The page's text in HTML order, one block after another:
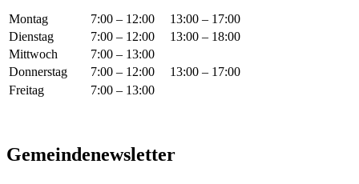
Montag 7:00 – 12:00
13:00 – 17:00
Dienstag
7:00 – 12:00
13:00 – 18:00
Mittwoch
7:00 – 13:00
Donnerstag
7:00 – 12:00
13:00 – 17:00
Freitag
7:00 – 13:00
Gemeindenewsletter